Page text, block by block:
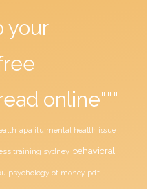
your
online"""
apa itu mental health issue
training sydney behavioral
psychology of money pdf